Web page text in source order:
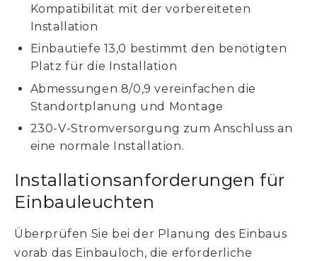
Kompatibilität mit der vorbereiteten
Installation
Einbautiefe 13,0 bestimmt den benötigten
Platz für die Installation
Abmessungen 8/0,9 vereinfachen die
Standortplanung und Montage
230-V-Stromversorgung zum Anschluss an
eine normale Installation.
Installationsanforderungen für
Einbauleuchten
Überprüfen Sie bei der Planung des Einbaus
vorab das Einbauloch, die erforderliche